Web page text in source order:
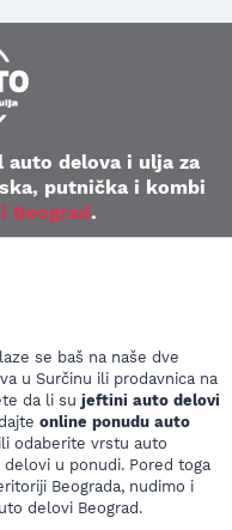
auto delova i ulja za
putnička i kombi
Beograd.
se baš na naše dve
u Surčinu ili prodavnica na
da li su jeftini auto delovi
online ponudu auto
odaberite vrstu auto
u ponudi. Pored toga
Beograda, nudimo i
delovi Beograd.